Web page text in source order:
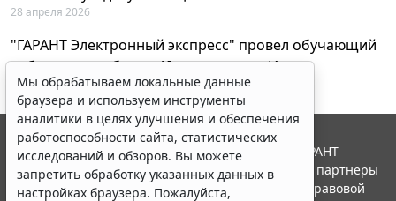
28 апреля 2026
"ГАРАНТ Электронный экспресс" провел обучающий
вебинар по работе с AI-ассистентом Искра
23 апреля 2026
Мы обрабатываем локальные данные
браузера и используем инструменты
аналитики в целях улучшения и обеспечения
работоспособности сайта, статистических
исследований и обзоров. Вы можете
запретить обработку указанных данных в
настройках браузера. Пожалуйста,
© ООО "НПП "ГАРАНТ-СЕРВИС", 2026. Система ГАРАНТ
выпускается с 1990 года. Компания "Гарант" и ее партнеры
являются участниками Российской ассоциации правовой